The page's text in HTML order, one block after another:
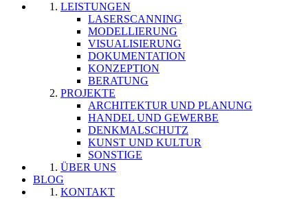
LEISTUNGEN
LASERSCANNING
MODELLIERUNG
VISUALISIERUNG
DOKUMENTATION
KONZEPTION
BERATUNG
PROJEKTE
ARCHITEKTUR UND PLANUNG
HANDEL UND GEWERBE
DENKMALSCHUTZ
KUNST UND KULTUR
SONSTIGE
ÜBER UNS
BLOG
KONTAKT